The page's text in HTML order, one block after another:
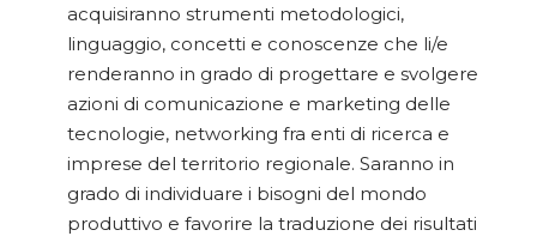
acquisiranno strumenti metodologici,
linguaggio, concetti e conoscenze che li/e
renderanno in grado di progettare e svolgere
azioni di comunicazione e marketing delle
tecnologie, networking fra enti di ricerca e
imprese del territorio regionale. Saranno in
grado di individuare i bisogni del mondo
produttivo e favorire la traduzione dei risultati